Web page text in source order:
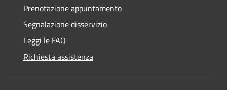
Prenotazione appuntamento
Segnalazione disservizio
Leggi le FAQ
Richiesta assistenza